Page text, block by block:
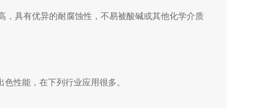
具有优异的耐腐蚀性，不易被酸碱或其他化学介质
性能，在下列行业应用很多。